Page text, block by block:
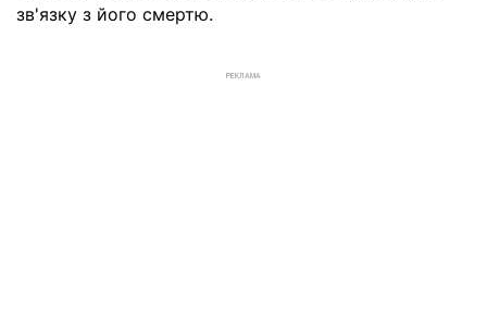
зв'язку з його смертю.
РЕКЛАМА